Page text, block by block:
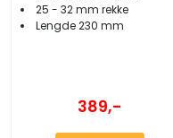
25 - 32 mm rekke
Lengde 230 mm
389,-